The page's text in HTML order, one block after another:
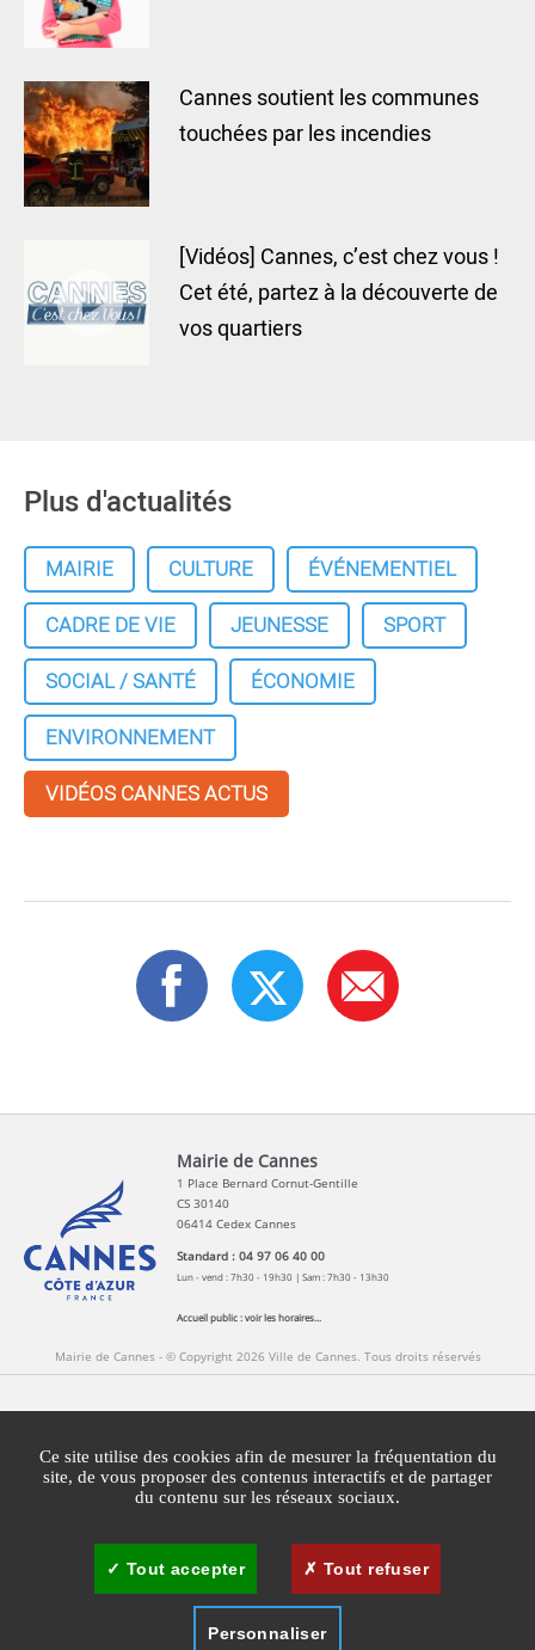
Cannes soutient les communes
touchées par les incendies
[Vidéos] Cannes, c’est chez vous !
Cet été, partez à la découverte de
vos quartiers
Plus d'actualités
MAIRIE CULTURE
ÉVÉNEMENTIEL
CADRE DE VIE
JEUNESSE
SPORT
SOCIAL / SANTÉ
ÉCONOMIE
ENVIRONNEMENT
VIDÉOS CANNES ACTUS
Mairie de Cannes
1 Place Bernard Cornut-Gentille
CS 30140
06414 Cedex Cannes
Standard : 04 97 06 40 00
Lun - vend : 7h30 - 19h30 | Sam : 7h30 - 13h30
Accueil public :voir les horaires...
Mairie de Cannes - © Copyright 2026 Ville de Cannes. Tous droits réservés
Mentions légales Agglomération Cannes Lérins
Plan du site Gestion des cookies
Ce site utilise des cookies afin de mesurer la fréquentation du
site, de vous proposer des contenus interactifs et de partager
du contenu sur les réseaux sociaux.
Tout accepter Tout refuser
Personnaliser